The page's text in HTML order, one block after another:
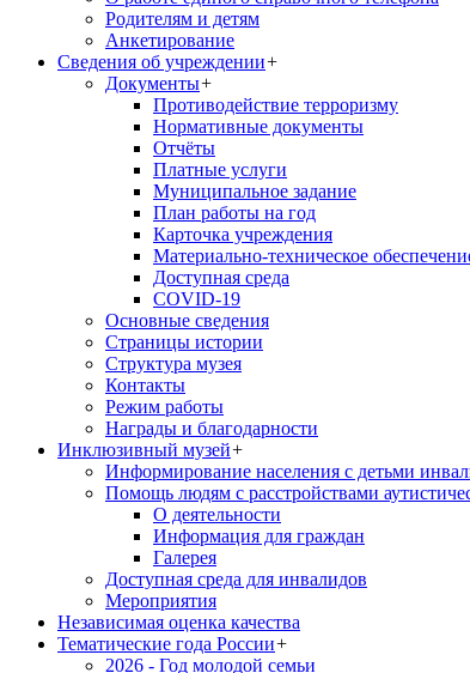
Родителям и детям
Анкетирование
Сведения об учреждении+
Документы+
Противодействие терроризму
Нормативные документы
Отчёты
Платные услуги
Муниципальное задание
План работы на год
Карточка учреждения
Материально-техническое
Доступная среда
COVID-19
Основные сведения
Страницы истории
Структура музея
Контакты
Режим работы
Награды и благодарности
Инклюзивный музей+
Информирование населения с детьми
Помощь людям с расстройствами
О деятельности
Информация для граждан
Галерея
Доступная среда для инвалидов
Мероприятия
Независимая оценка качества
Тематические года России+
2026 - Год молодой семьи